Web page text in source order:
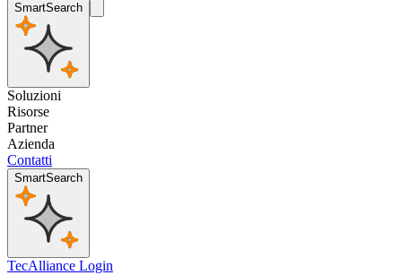
SmartSearch
Soluzioni
Risorse
Partner
Azienda
Contatti
SmartSearch
TecAlliance Login